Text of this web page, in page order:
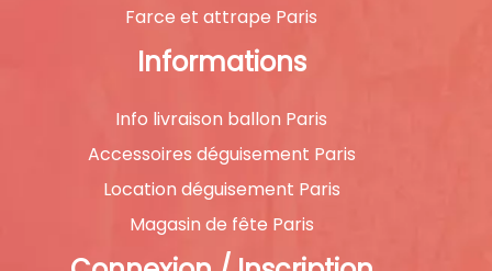
Farce et attrape Paris
Informations
Info livraison ballon Paris
Accessoires déguisement Paris
Location déguisement Paris
Magasin de fête Paris